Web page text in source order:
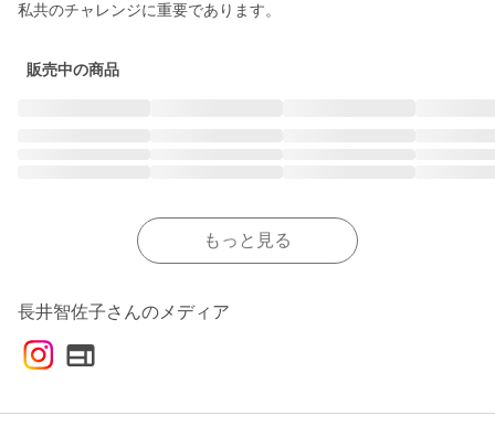
私共のチャレンジに重要であります。
販売中の商品
もっと見る
長井智佐子さんのメディア